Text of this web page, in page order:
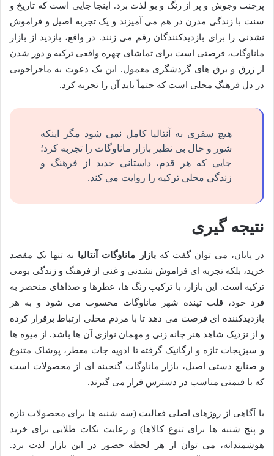
پرجنب وجوش و پر از رنگ و بو لذت برد. اینجا جایی است که تاریخ و
سنت با زندگی مدرن در هم می آمیزند و یک تجربه اصیل و فراموش
نشدنی را برای بازدیدکنندگان رقم می زنند. در واقع، بازدید از بازار
ماناوگات، فرصتی است برای تماشای چهره واقعی ترکیه و دور شدن
از زرق و برق های گردشگری معمول. این یک دعوت به ماجراجویی
در دل فرهنگ محلی است که حتماً باید آن را تجربه کرد.
هیچ سفری به آنتالیا کامل نمی شود مگر اینکه
شور و حال بی نظیر بازار ماناوگات را تجربه کرد؛
جایی که هر قدم، داستانی جدید از فرهنگ و
زندگی محلی ترکیه را روایت می کند.
نتیجه گیری
در پایان، می توان گفت کهبازار ماناوگات آنتالیا نه تنها یک مقصد
خرید، بلکه تجربه ای فراموش نشدنی و غنی از فرهنگ و زندگی بومی
ترکیه است. این بازار، با ترکیب رنگ ها، عطرها و صداهای منحصر به
فرد خود، قلب تپنده شهر ماناوگات محسوب می شود و به هر
بازدیدکننده ای فرصت می دهد تا با مردم محلی ارتباط برقرار کرده
و از نزدیک شاهد هنر چانه زنی و مهمان نوازی آن ها باشد. از میوه ها
و سبزیجات تازه و ارگانیک گرفته تا ادویه جات معطر، پوشاک متنوع
و صنایع دستی اصیل، بازار ماناوگات گنجینه ای از محصولات است
که با قیمتی مناسب در دسترس قرار می گیرند.
با آگاهی از روزهای اصلی فعالیت (سه شنبه ها برای محصولات تازه
و پنج شنبه ها برای تنوع کالاها) و رعایت نکات طلایی برای خرید
هوشمندانه، می توان از هر لحظه حضور در این بازار لذت برد.